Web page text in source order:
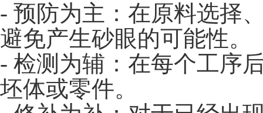
- 预防为主：在原料选择
避免产生砂眼的可能性。
- 检测为辅：在每个工序
坯体或零件。